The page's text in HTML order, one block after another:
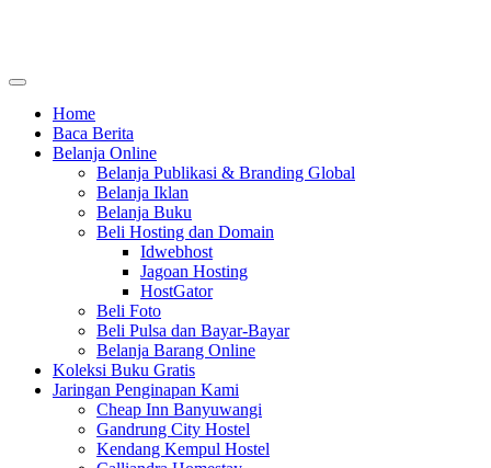
Home
Baca Berita
Belanja Online
Belanja Publikasi & Branding Global
Belanja Iklan
Belanja Buku
Beli Hosting dan Domain
Idwebhost
Jagoan Hosting
HostGator
Beli Foto
Beli Pulsa dan Bayar-Bayar
Belanja Barang Online
Koleksi Buku Gratis
Jaringan Penginapan Kami
Cheap Inn Banyuwangi
Gandrung City Hostel
Kendang Kempul Hostel